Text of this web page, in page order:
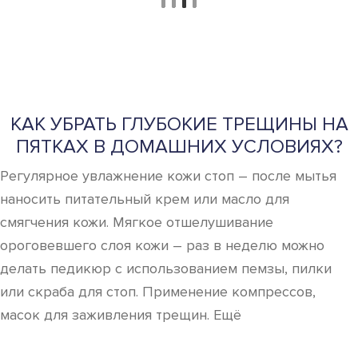
КАК УБРАТЬ ГЛУБОКИЕ ТРЕЩИНЫ НА
ПЯТКАХ В ДОМАШНИХ УСЛОВИЯХ?
Регулярное увлажнение кожи стоп – после мытья
наносить питательный крем или масло для
смягчения кожи. Мягкое отшелушивание
ороговевшего слоя кожи – раз в неделю можно
делать педикюр с использованием пемзы, пилки
или скраба для стоп. Применение компрессов,
масок для заживления трещин. Ещё